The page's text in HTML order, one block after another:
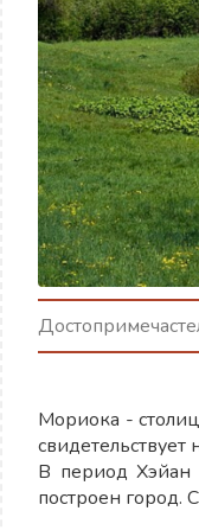
Мориока -
В период
построен город.